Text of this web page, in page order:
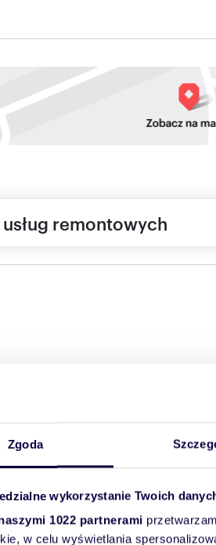
Zgoda
wykorzystanie Twoich
1022 partnerami
w celu wyświetlania
remontowych
zaledwie 2 minuty spacerem od
komfortu domu, prywatnego ogrodu
do miejskiej infrastruktury. Na
29 domów w zabudowie szeregowej
zaprojektowany z myślą o
miejscami postojowymi oraz
II KW 2026 roku. Kasprowicza 4